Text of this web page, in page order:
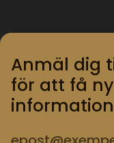
Anmäl dig
för att få